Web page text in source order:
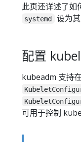
此页还详述了如
systemd 设为其
配置
kubeadm 支持
可用于控制